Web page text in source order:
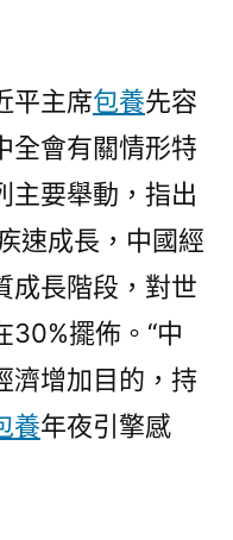
平主席包養先容
全會有關情形特
主要舉動，指出
速成長，中國經
成長階段，對世
30%擺佈。“中
濟增加目的，持
養年夜引擎感